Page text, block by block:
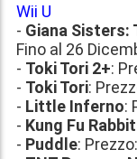
Wii U
- Giana Sisters:
Fino al 26
- Toki Tori 2+:
- Toki Tori:
- Little Inferno:
- Kung Fu Rabbit
- Puddle: Prezzo: